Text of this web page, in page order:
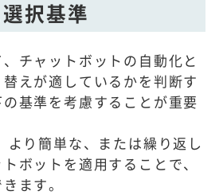
択基準
チャットボットの自動化と
えが適しているかを判断す
基準を考慮することが重要
より簡単な、または繰り返し
ボットを適用することで、
ます。